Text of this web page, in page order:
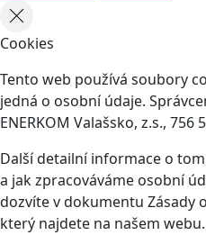
Cookies
Tento web používá soubory
jedná o osobní údaje.
ENERKOM Valašsko, z.s., 756
Další detailní informace o
a jak zpracováváme osobní
dozvíte v dokumentu Zásady
který najdete na našem webu.